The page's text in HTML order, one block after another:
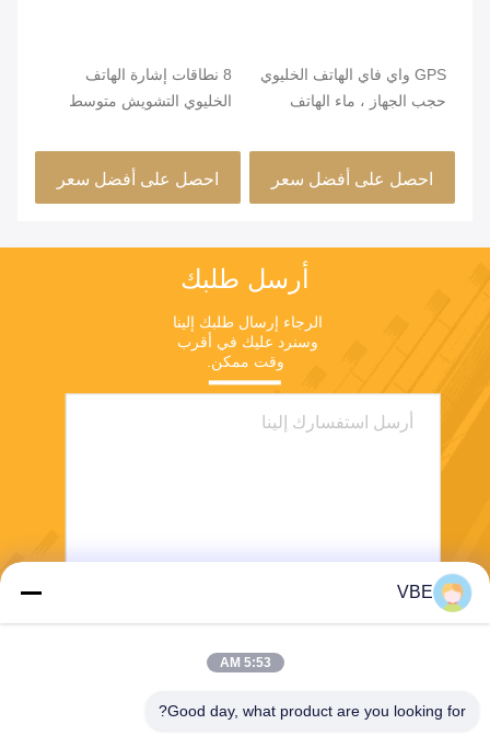
GPS واي فاي الهاتف الخليوي
حجب الجهاز ، ماء الهاتف
قناة واحدة
احصل على أفضل سعر
8 نطاقات إشارة الهاتف
الخليوي التشويش متوسط ​​
التشويش
احصل على أفضل سعر
أرسل طلبك
وقت ممكن.
VBE
5:53 AM
Good day, what product are you looking for?